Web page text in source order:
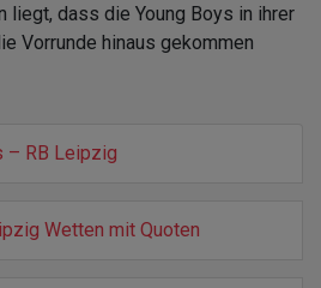
liegt, dass die Young Boys in ihrer
Vorrunde hinaus gekommen
– RB Leipzig
Wetten mit Quoten